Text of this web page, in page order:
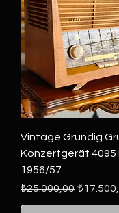
Vintage Grundig
Konzertgerät 4095
1956/57
Normal Fiyat
₺25.000,00 İndirimli